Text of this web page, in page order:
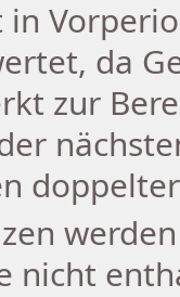
da
zur
nicht